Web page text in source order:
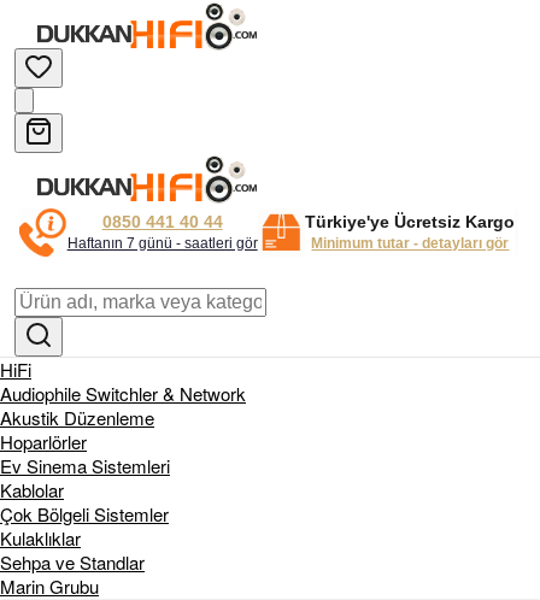
0850 441 40 44
Haftanın 7 günü - saatleri gör
Türkiye'ye Ücretsiz Kargo
Minimum tutar - detayları gör
HiFi
Audiophile Switchler & Network
Akustik Düzenleme
Hoparlörler
Ev Sinema Sistemleri
Kablolar
Çok Bölgeli Sistemler
Kulaklıklar
Sehpa ve Standlar
Marin Grubu